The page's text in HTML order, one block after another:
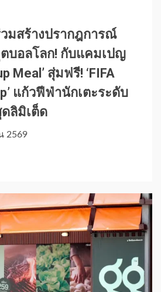
วมสร้างปรากฎการณ์
บอลโลก! กับแคมเปญ
Meal’ สุ่มฟรี! ‘FIFA
แก้วฟีฟ่านักเตะระดับ
ลิมิเต็ด
2569